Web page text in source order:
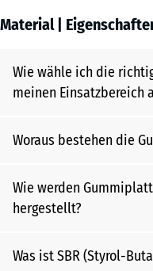
Material |
Wie wähle ich die
meinen Einsatzbereich
Woraus bestehen die
Wie werden
hergestellt?
Was ist SBR (Styrol-